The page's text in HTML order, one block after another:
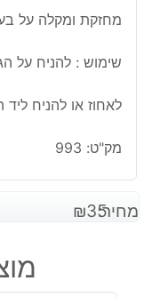
מחזקת ומקלה על
שימוש : להניח על
לאחוז או להניח ליד
מק"ט: 993
מחיר: ₪35